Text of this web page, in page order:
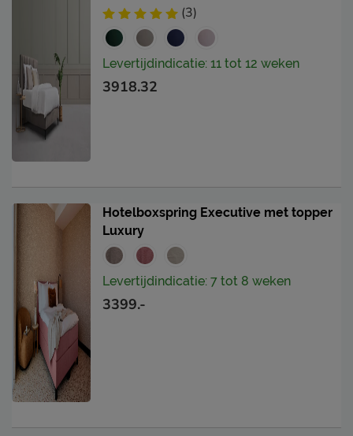
(3)
Levertijdindicatie: 11 tot 12 weken
3918.32
Hotelboxspring Executive met topper
Luxury
Levertijdindicatie: 7 tot 8 weken
3399.-